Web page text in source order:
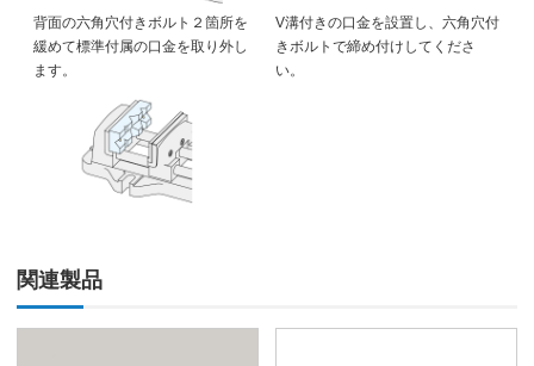
背面の六角穴付きボルト２箇所を
緩めて標準付属の口金を取り外し
ます。
V溝付きの口金を設置し、六角穴付
きボルトで締め付けしてくださ
い。
関連製品